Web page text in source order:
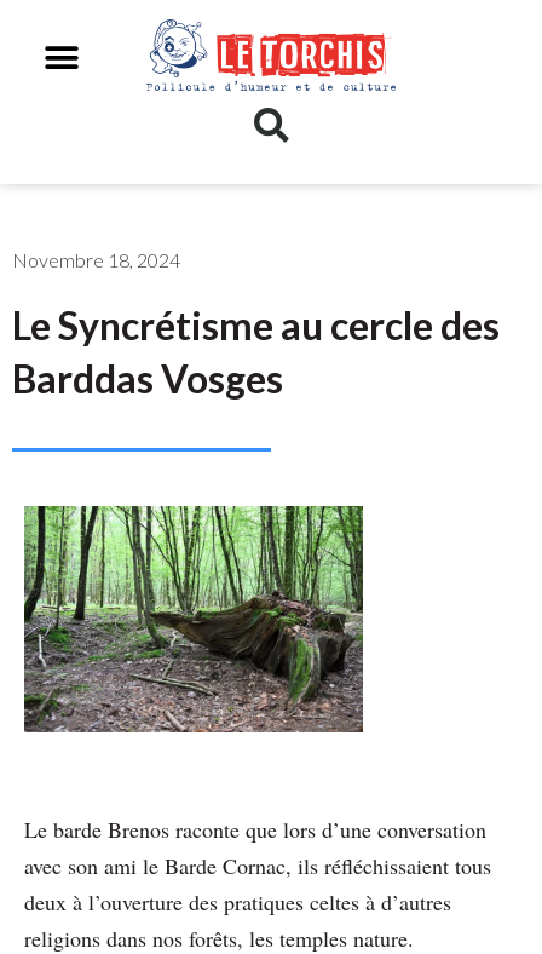
Novembre 18, 2024
Le Syncrétisme au cercle des
Barddas Vosges
Le barde Brenos raconte que lors d’une conversation
avec son ami le Barde Cornac, ils réfléchissaient tous
deux à l’ouverture des pratiques celtes à d’autres
religions dans nos forêts, les temples nature.